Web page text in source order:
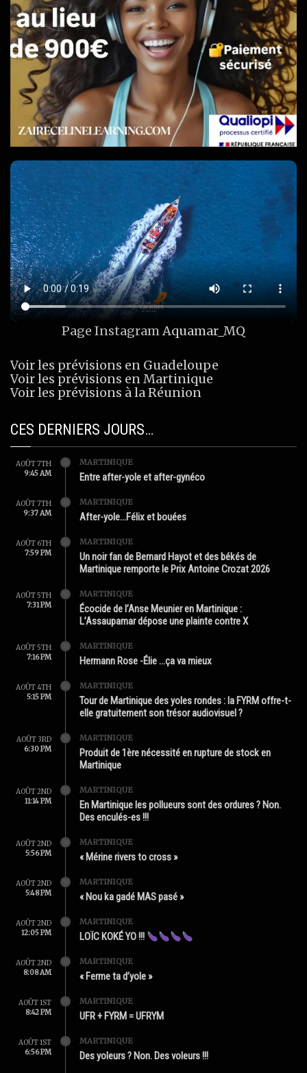
Page InstagramAquamar_MQ
Voir les prévisions en Guadeloupe
Voir les prévisions en Martinique
Voir les prévisions à la Réunion
CES DERNIERS JOURS…
AOÛT 7TH
9:45 AM
MARTINIQUE
Entre after-yole et after-gynéco
AOÛT 7TH
9:37 AM
MARTINIQUE
After-yole…Félix et bouées
AOÛT 6TH
7:59 PM
MARTINIQUE
Un noir fan de Bernard Hayot et des békés de
Martinique remporte le Prix Antoine Crozat 2026
AOÛT 5TH
7:31 PM
MARTINIQUE
Écocide de l’Anse Meunier en Martinique :
L’Assaupamar dépose une plainte contre X
AOÛT 5TH
7:16 PM
MARTINIQUE
Hermann Rose -Élie …ça va mieux
AOÛT 4TH
5:15 PM
MARTINIQUE
Tour de Martinique des yoles rondes : la FYRM offre-t-
elle gratuitement son trésor audiovisuel ?
AOÛT 3RD
6:30 PM
MARTINIQUE
Produit de 1ère nécessité en rupture de stock en
Martinique
AOÛT 2ND
11:14 PM
MARTINIQUE
En Martinique les pollueurs sont des ordures ? Non.
Des enculés-es !!!
AOÛT 2ND
5:56 PM
MARTINIQUE
« Mérine rivers to cross »
AOÛT 2ND
5:48 PM
MARTINIQUE
« Nou ka gadé MAS pasé »
AOÛT 2ND
12:05 PM
MARTINIQUE
LOÏC KOKÉ YO !!!
AOÛT 2ND
8:08 AM
MARTINIQUE
« Ferme ta d’yole »
AOÛT 1ST
8:42 PM
MARTINIQUE
UFR + FYRM = UFRYM
AOÛT 1ST
6:56 PM
MARTINIQUE
Des yoleurs ? Non. Des voleurs !!!